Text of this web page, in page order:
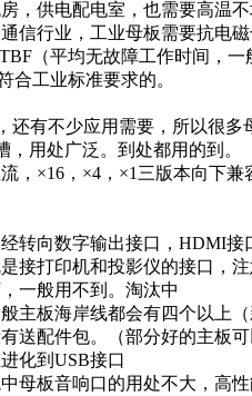
，供电配电室，也需要高温不
信行业，工业母板需要抗电
（平均无故障工作时间，
合工业标准要求的。
还有不少应用需要，所以很多
，用处广泛。到处都用的到。
，×16，×4，×1三版本向下
转向数字输出接口，HDMI
接打印机和投影仪的接口，
一般用不到。淘汰中
主板海岸线都会有四个以上
送配件包。（部分好的主板可
化到USB接口
母板音响口的用处不大，高